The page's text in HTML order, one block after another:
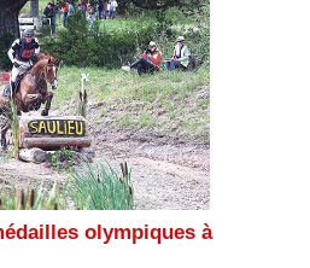
olympiques à